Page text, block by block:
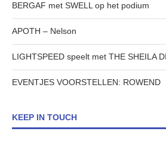
BERGAF met SWELL op het podium
APOTH – Nelson
LIGHTSPEED speelt met THE SHEILA
EVENTJES VOORSTELLEN: ROWEND
KEEP IN TOUCH